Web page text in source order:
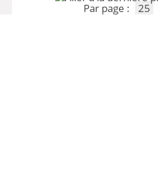
Par page :
25